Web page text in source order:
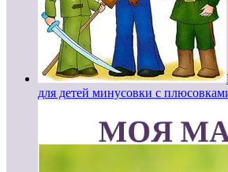
для детей минусовки с